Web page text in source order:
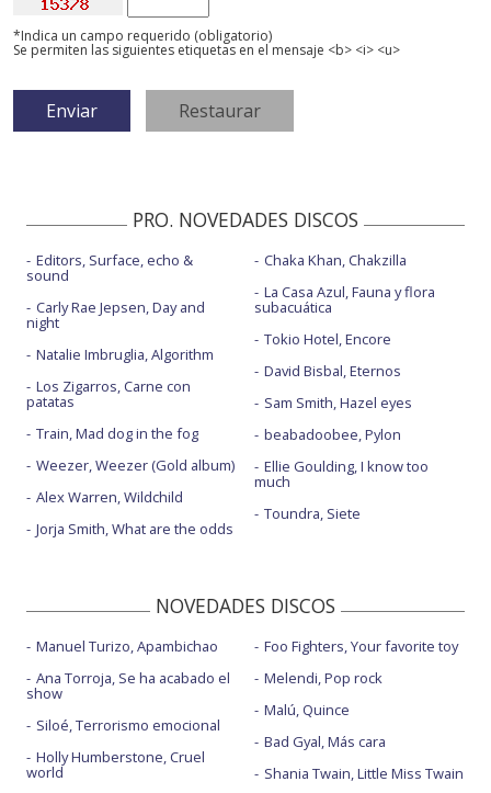
*Indica un campo requerido (obligatorio)
Se permiten las siguientes etiquetas en el mensaje <b> <i> <u>
PRO. NOVEDADES DISCOS
Editors, Surface, echo &
sound
Carly Rae Jepsen, Day and
night
Natalie Imbruglia, Algorithm
Los Zigarros, Carne con
patatas
Train, Mad dog in the fog
Weezer, Weezer (Gold album)
Alex Warren, Wildchild
Jorja Smith, What are the odds
Chaka Khan, Chakzilla
La Casa Azul, Fauna y flora
subacuática
Tokio Hotel, Encore
David Bisbal, Eternos
Sam Smith, Hazel eyes
beabadoobee, Pylon
Ellie Goulding, I know too
much
Toundra, Siete
NOVEDADES DISCOS
Manuel Turizo, Apambichao
Ana Torroja, Se ha acabado el
show
Siloé, Terrorismo emocional
Holly Humberstone, Cruel
world
Foo Fighters, Your favorite toy
Melendi, Pop rock
Malú, Quince
Bad Gyal, Más cara
Shania Twain, Little Miss Twain